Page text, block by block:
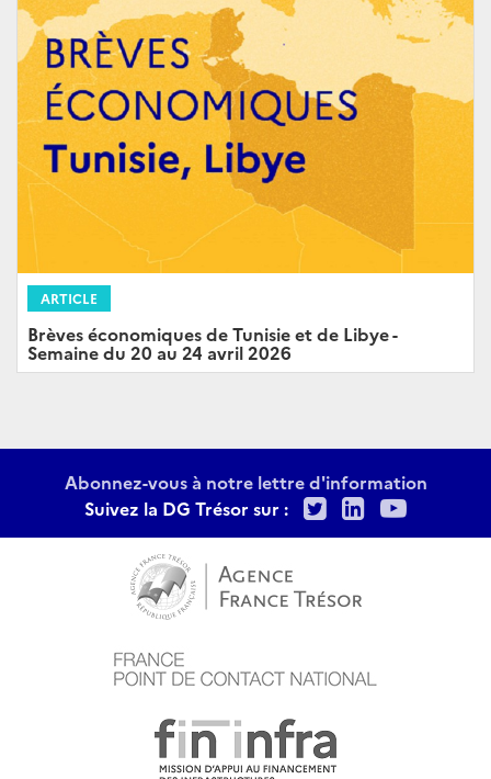
ARTICLE
Brèves économiques de Tunisie et de Libye -
Semaine du 20 au 24 avril 2026
Abonnez-vous à notre lettre d'information
Suivez la DG Trésor sur :
TwitterLinkedIn